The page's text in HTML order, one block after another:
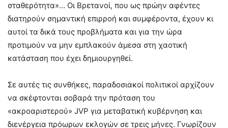
σταθερότητα»… Οι Βρετανοί, που ως πρώην αφέντες
διατηρούν σημαντική επιρροή και συμφέροντα, έχουν κι
αυτοί τα δικά τους προβλήματα και για την ώρα
προτιμούν να μην εμπλακούν άμεσα στη χαοτική
κατάσταση που έχει δημιουργηθεί.
Σε αυτές τις συνθήκες, παραδοσιακοί πολιτικοί αρχίζουν
να σκέφτονται σοβαρά την πρόταση του
«ακροαριστερού» JVP για μεταβατική κυβέρνηση και
διενέργεια πρόωρων εκλογών σε τρεις μήνες. Γνωρίζουν